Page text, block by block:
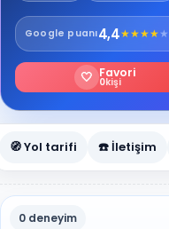
Google puanı4,4★★★★★
🤍 Favori
0kişi
🧭 Yol tarifi ☎️ İletişim
0 deneyim